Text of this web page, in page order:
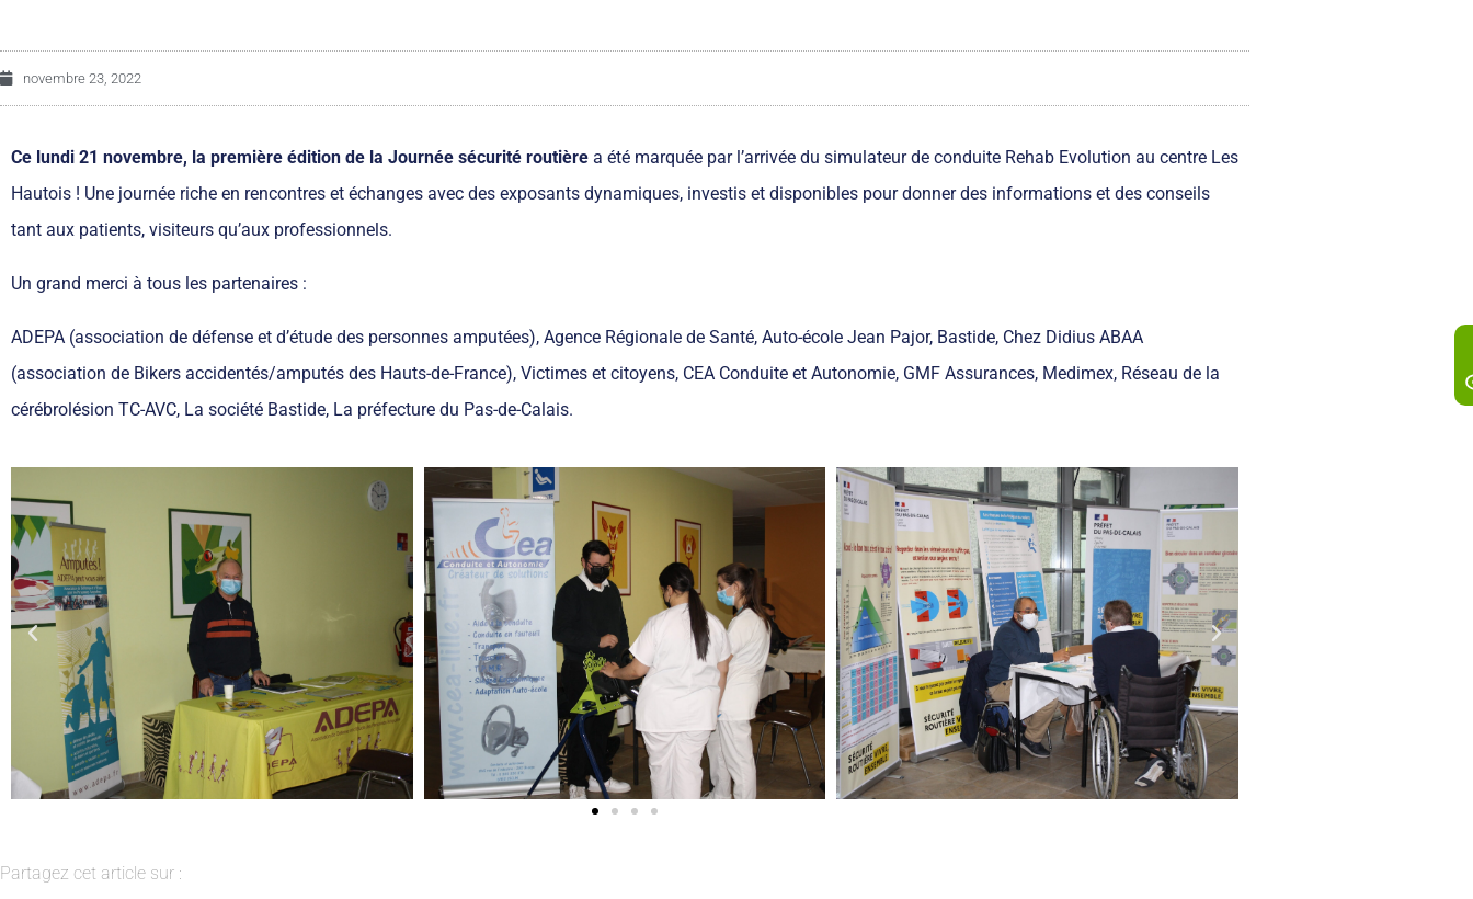
novembre 23, 2022
Ce lundi 21 novembre, la première édition de la Journée sécurité routière a été marquée par l’arrivée du simulateur de conduite Rehab Evolution au centre Les
Hautois ! Une journée riche en rencontres et échanges avec des exposants dynamiques, investis et disponibles pour donner des informations et des conseils
tant aux patients, visiteurs qu’aux professionnels.
Un grand merci à tous les partenaires :
ADEPA (association de défense et d’étude des personnes amputées), Agence Régionale de Santé, Auto-école Jean Pajor, Bastide, Chez Didius ABAA
(association de Bikers accidentés/amputés des Hauts-de-France), Victimes et citoyens, CEA Conduite et Autonomie, GMF Assurances, Medimex, Réseau de la
cérébrolésion TC-AVC, La société Bastide, La préfecture du Pas-de-Calais.
Partagez cet article sur :